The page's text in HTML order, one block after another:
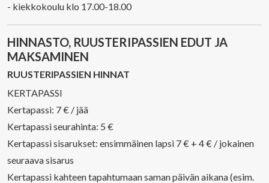
- kiekkokoulu klo 17.00-18.00
HINNASTO, RUUSTERIPASSIEN EDUT JA
MAKSAMINEN
RUUSTERIPASSIEN HINNAT
KERTAPASSI
Kertapassi: 7 € / jää
Kertapassi seurahinta: 5 €
Kertapassi sisarukset: ensimmäinen lapsi 7 € + 4 € / jokainen
seuraava sisarus
Kertapassi kahteen tapahtumaan saman päivän aikana (esim.